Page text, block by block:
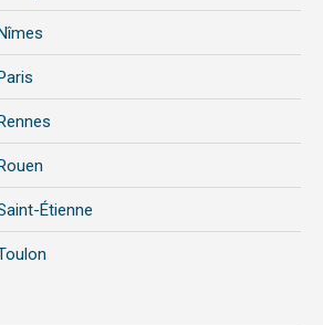
Étienne